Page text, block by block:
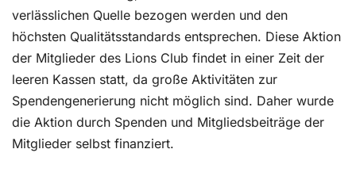
verlässlichen Quelle bezogen werden und den
höchsten Qualitätsstandards entsprechen. Diese Aktion
der Mitglieder des Lions Club findet in einer Zeit der
leeren Kassen statt, da große Aktivitäten zur
Spendengenerierung nicht möglich sind. Daher wurde
die Aktion durch Spenden und Mitgliedsbeiträge der
Mitglieder selbst finanziert.